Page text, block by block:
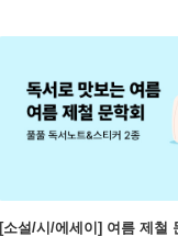
[소설/시/에세이] 여름 제철